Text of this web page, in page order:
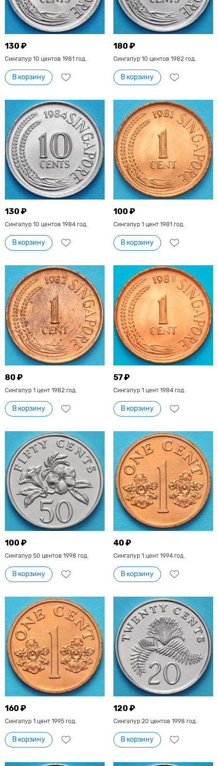
130 ₽
Сингапур 10 центов 1981 год.
В корзину
180 ₽
Сингапур 10 центов 1982 год.
В корзину
130 ₽
Сингапур 10 центов 1984 год.
В корзину
100 ₽
Сингапур 1 цент 1981 год.
В корзину
80 ₽
Сингапур 1 цент 1982 год.
В корзину
57 ₽
Сингапур 1 цент 1984 год.
В корзину
100 ₽
Сингапур 50 центов 1998 год.
В корзину
40 ₽
Сингапур 1 цент 1994 год.
В корзину
160 ₽
Сингапур 1 цент 1995 год.
В корзину
120 ₽
Сингапур 20 центов 1998 год.
В корзину